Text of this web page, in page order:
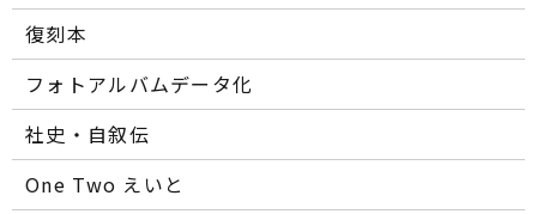
復刻本
フォトアルバムデータ化
社史・自叙伝
One Two えいと